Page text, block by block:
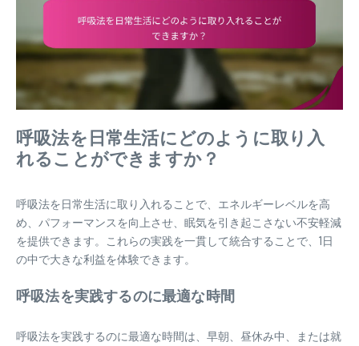
呼吸法を日常生活にどのように取り入
れることができますか？
呼吸法を日常生活に取り入れることで、エネルギーレベルを高
め、パフォーマンスを向上させ、眠気を引き起こさない不安軽減
を提供できます。これらの実践を一貫して統合することで、1日
の中で大きな利益を体験できます。
呼吸法を実践するのに最適な時間
呼吸法を実践するのに最適な時間は、早朝、昼休み中、または就